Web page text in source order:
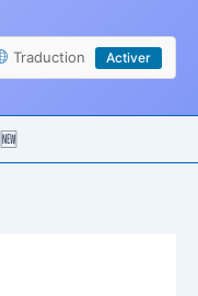
Traduction Activer